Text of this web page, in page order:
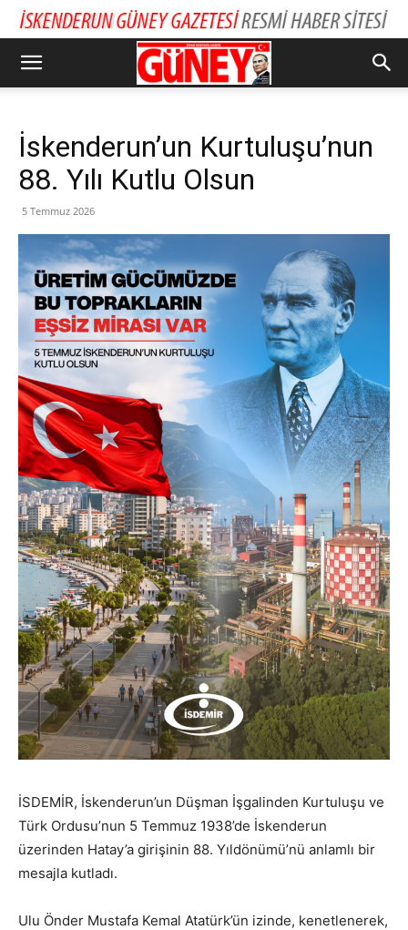
İskenderun’un Kurtuluşu’nun
88. Yılı Kutlu Olsun
5 Temmuz 2026
İSDEMİR, İskenderun’un Düşman İşgalinden Kurtuluşu ve
Türk Ordusu’nun 5 Temmuz 1938’de İskenderun
üzerinden Hatay’a girişinin 88. Yıldönümü’nü anlamlı bir
mesajla kutladı.
Ulu Önder Mustafa Kemal Atatürk’ün izinde, kenetlenerek,